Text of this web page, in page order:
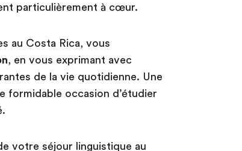
particulièrement à cœur.
au Costa Rica, vous
, en vous exprimant avec
de la vie quotidienne. Une
formidable occasion d’étudier
votre séjour linguistique au